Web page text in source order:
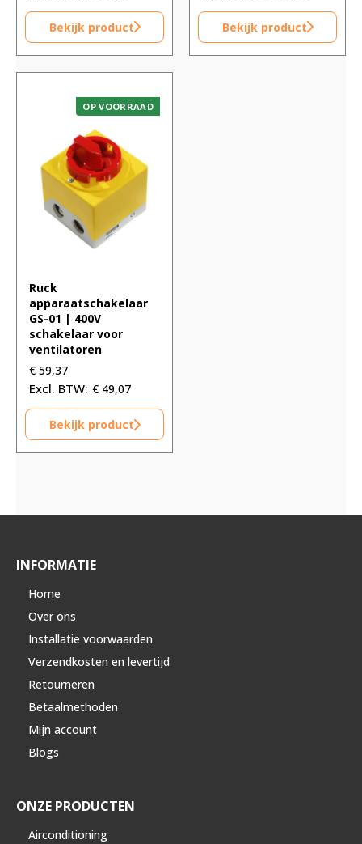
Bekijk product Bekijk product
OP VOORRAAD
Ruck
apparaatschakelaar
GS-01 | 400V
schakelaar voor
ventilatoren
€ 59,37
€ 49,07
Bekijk product
INFORMATIE
Home
Over ons
Installatie voorwaarden
Verzendkosten en levertijd
Retourneren
Betaalmethoden
Mijn account
Blogs
ONZE PRODUCTEN
Airconditioning